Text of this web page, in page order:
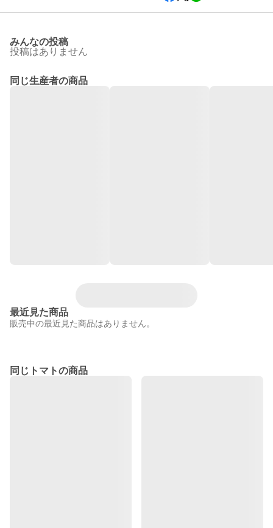
みんなの投稿
投稿はありません
同じ生産者の商品
最近見た商品
販売中の最近見た商品はありません。
同じトマトの商品